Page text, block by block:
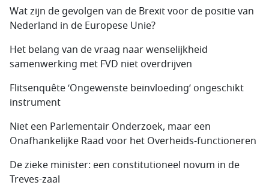
Wat zijn de gevolgen van de Brexit voor de positie van
Nederland in de Europese Unie?
Het belang van de vraag naar wenselijkheid
samenwerking met FVD niet overdrijven
Flitsenquête ‘Ongewenste beïnvloeding’ ongeschikt
instrument
Niet een Parlementair Onderzoek, maar een
Onafhankelijke Raad voor het Overheids-functioneren
De zieke minister: een constitutioneel novum in de
Treves-zaal